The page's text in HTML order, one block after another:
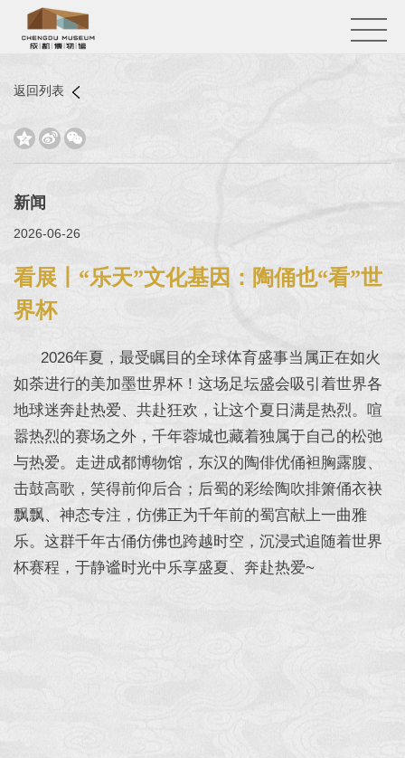
返回列表
  
新闻
2026-06-26
看展丨“乐天”文化基因：陶俑也“看”世
界杯
2026年夏，最受瞩目的全球体育盛事当属正在如火
如荼进行的美加墨世界杯！这场足坛盛会吸引着世界各
地球迷奔赴热爱、共赴狂欢，让这个夏日满是热烈。喧
嚣热烈的赛场之外，千年蓉城也藏着独属于自己的松弛
与热爱。走进成都博物馆，东汉的陶俳优俑袒胸露腹、
击鼓高歌，笑得前仰后合；后蜀的彩绘陶吹排箫俑衣袂
飘飘、神态专注，仿佛正为千年前的蜀宫献上一曲雅
乐。这群千年古俑仿佛也跨越时空，沉浸式追随着世界
杯赛程，于静谧时光中乐享盛夏、奔赴热爱~